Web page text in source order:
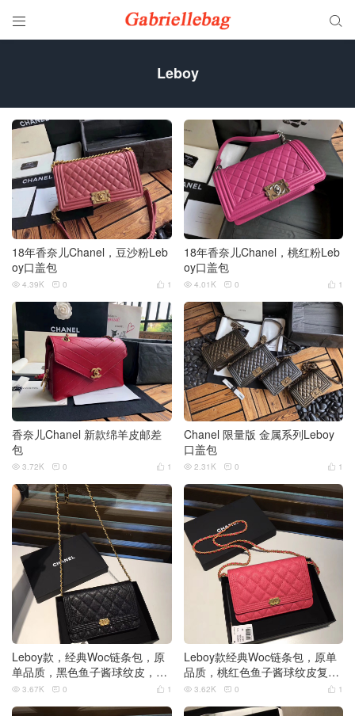
 
Leboy
18年香奈儿Chanel，豆沙粉Leb
oy口盖包
 1
 4.39K  0
18年香奈儿Chanel，桃红粉Leb
oy口盖包
 1
 4.01K  0
香奈儿Chanel 新款绵羊皮邮差
包
 1
 3.72K  0
Chanel 限量版 金属系列Leboy
口盖包
 1
 2.31K  0
Leboy款，经典Woc链条包，原
单品质，黑色鱼子酱球纹皮，复
古银磨砂金扣。
 1
 3.67K  0
Leboy款经典Woc链条包，原单
品质，桃红色鱼子酱球纹皮复古
银磨砂金扣
 1
 3.62K  0